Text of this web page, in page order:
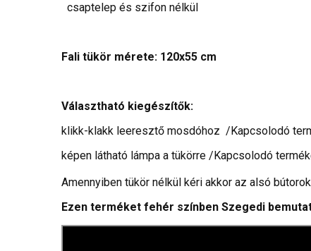
csaptelep és szifon nélkül
Fali tükör mérete: 120x55 cm
Választható kiegészítők:
klikk-klakk leeresztő mosdóhoz /Kapcsolodó
képen látható lámpa a tükörre /Kapcsolodó
Amennyiben tükör nélkül kéri akkor az alsó
Ezen terméket fehér színben Szegedi